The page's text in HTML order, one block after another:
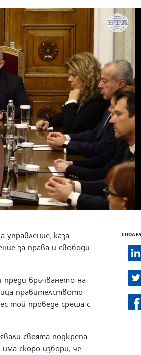
Unmute
каза
за права и свободи
преди връчването на
правителството
той проведе среща с
своята подкрепа
скоро избори, че